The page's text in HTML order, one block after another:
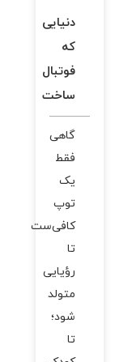
دنیایی
که
فوتبال
ساخت
گاهی
فقط
یک
توپ
کافی‌ست
تا
رؤیایی
متولد
شود؛
تا